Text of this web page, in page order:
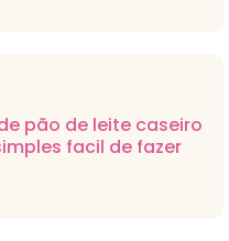
pão de leite caseiro
facil de fazer